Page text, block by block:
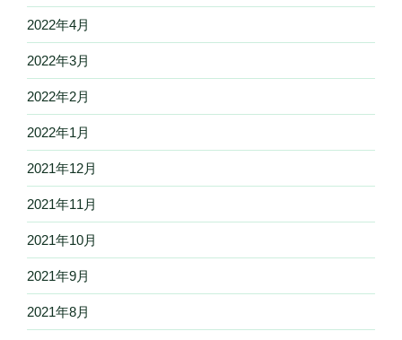
2022年4月
2022年3月
2022年2月
2022年1月
2021年12月
2021年11月
2021年10月
2021年9月
2021年8月